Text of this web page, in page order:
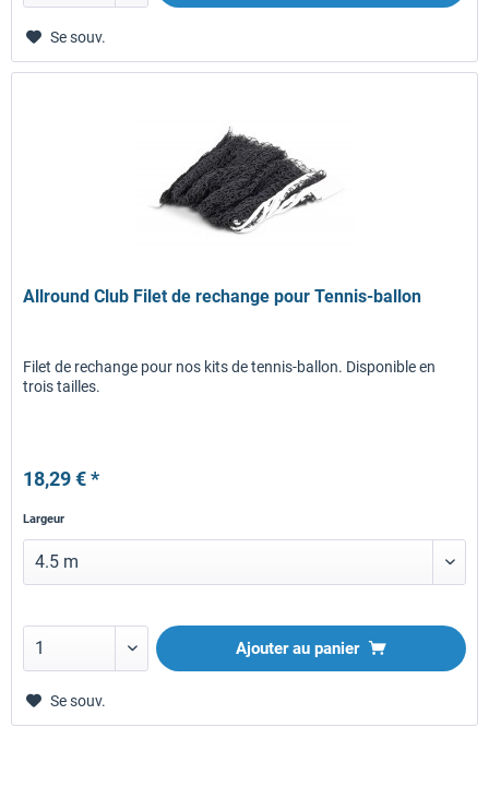
Se souv.
Allround Club Filet de rechange pour Tennis-ballon
Filet de rechange pour nos kits de tennis-ballon. Disponible en
trois tailles.
18,29 € *
Largeur
Ajouter au panier
Se souv.